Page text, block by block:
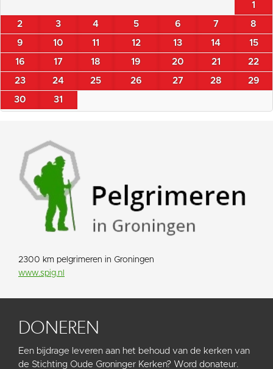
1
2 3 4 5 6 7 8
9 10 11 12 13 14 15
16 17 18 19 20 21 22
23 24 25 26 27 28 29
30 31
2300 km pelgrimeren in Groningen
www.spig.nl
DONEREN
Een bijdrage leveren aan het behoud van de kerken van
de Stichting Oude Groninger Kerken? Word donateur.